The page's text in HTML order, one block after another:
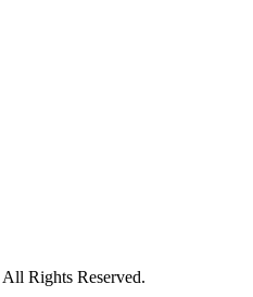
All Rights Reserved.